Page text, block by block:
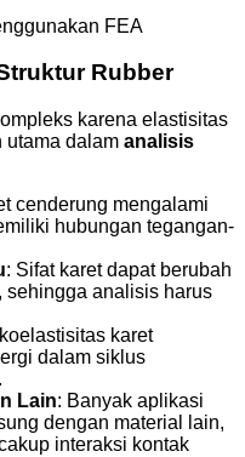
FEA
Rubber
karena elastisitas
utama dalam analisis
cenderung mengalami
hubungan tegangan-
: Sifat karet dapat berubah
sehingga analisis harus
karet
dalam siklus
Lain: Banyak aplikasi
dengan material lain,
interaksi kontak